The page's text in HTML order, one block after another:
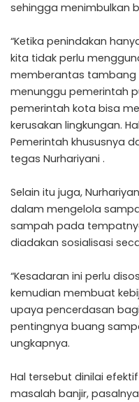
sehingga menimbulkan
“Ketika penindakan
kita tidak perlu
memberantas tambang
menunggu pemerintah
pemerintah kota bisa
kerusakan lingkungan.
Pemerintah khususnya
tegas Nurhariyani .
Selain itu juga,
dalam mengelola
sampah pada
diadakan sosialisasi
“Kesadaran ini perlu
kemudian membuat
upaya pencerdasan
pentingnya buang
ungkapnya.
Hal tersebut dinilai
masalah banjir,